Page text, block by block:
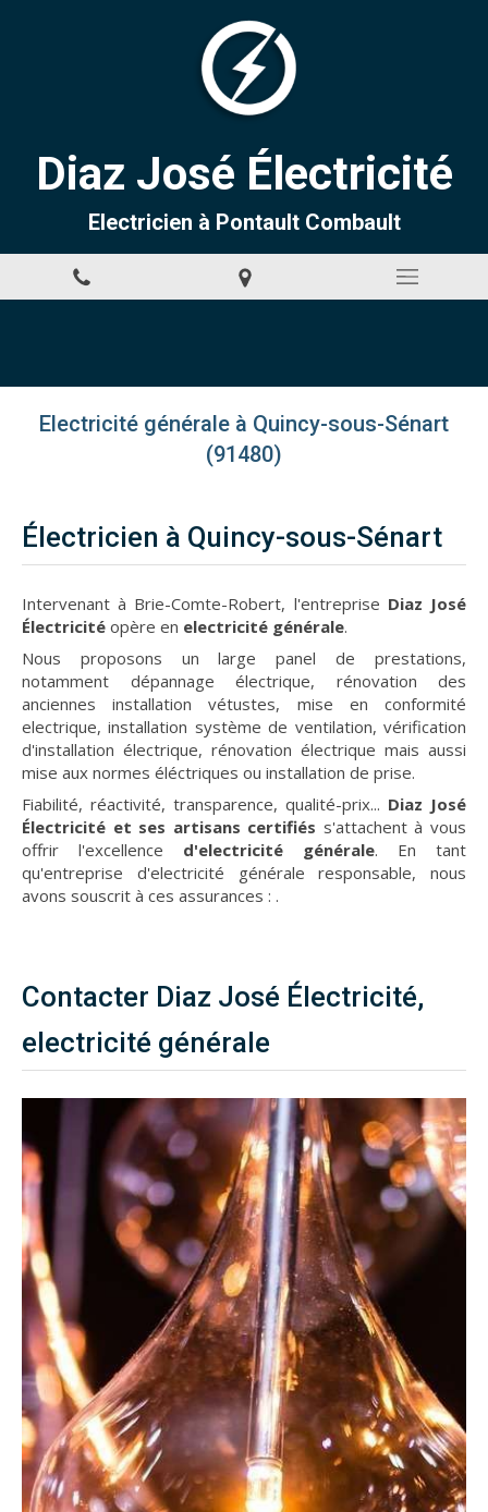
Diaz José Électricité
Electricien à Pontault Combault
Electricité générale à Quincy-sous-Sénart
(91480)
Électricien à Quincy-sous-Sénart
Intervenant à Brie-Comte-Robert, l'entreprise Diaz José
Électricité opère en electricité générale.
Nous proposons un large panel de prestations,
notamment dépannage électrique, rénovation des
anciennes installation vétustes, mise en conformité
electrique, installation système de ventilation, vérification
d'installation électrique, rénovation électrique mais aussi
mise aux normes éléctriques ou installation de prise.
Fiabilité, réactivité, transparence, qualité-prix... Diaz José
Électricité et ses artisans certifiés s'attachent à vous
offrir l'excellence d'electricité générale. En tant
qu'entreprise d'electricité générale responsable, nous
avons souscrit à ces assurances : .
Contacter Diaz José Électricité,
electricité générale